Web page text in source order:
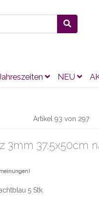
NEU
Artikel 93 von 297
3mm 37,5x50cm
5 Stk.